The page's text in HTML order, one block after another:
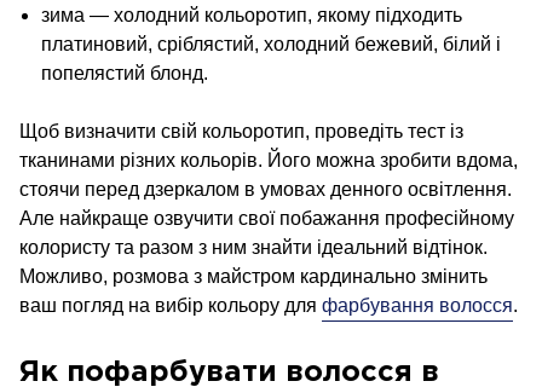
зима — холодний кольоротип, якому підходить
платиновий, сріблястий, холодний бежевий, білий і
попелястий блонд.
Щоб визначити свій кольоротип, проведіть тест із
тканинами різних кольорів. Його можна зробити вдома,
стоячи перед дзеркалом в умовах денного освітлення.
Але найкраще озвучити свої побажання професійному
колористу та разом з ним знайти ідеальний відтінок.
Можливо, розмова з майстром кардинально змінить
ваш погляд на вибір кольору для фарбування волосся.
Як пофарбувати волосся в